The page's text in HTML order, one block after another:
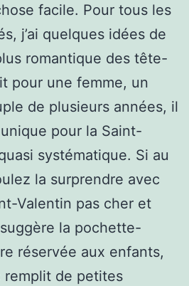
facile. Pour tous les
j’ai quelques idées de
romantique des tête-
pour une femme, un
de plusieurs années, il
pour la Saint-
systématique. Si au
la surprendre avec
Valentin pas cher et
la pochette-
réservée aux enfants,
de petites